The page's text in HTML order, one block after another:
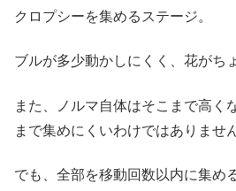
クロプシーを集めるステージ。
ブルが多少動かしにくく、花がち
また、ノルマ自体はそこまで高く
まで集めにくいわけではありません
でも、全部を移動回数以内に集め